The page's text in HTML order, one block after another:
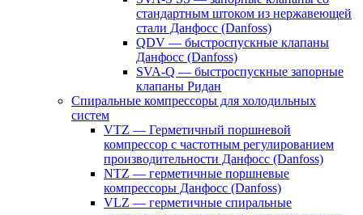
стандартным штоком из нержавеющей
стали Данфосс (Danfoss)
QDV — быстроспускные клапаны
Данфосс (Danfoss)
SVA-Q — быстроспускные запорные
клапаны Ридан
Спиральные компрессоры для холодильных
систем
VTZ — Герметичный поршневой
компрессор с частотным регулированием
производительности Данфосс (Danfoss)
NTZ — герметичные поршневые
компрессоры Данфосс (Danfoss)
VLZ — герметичные спиральные